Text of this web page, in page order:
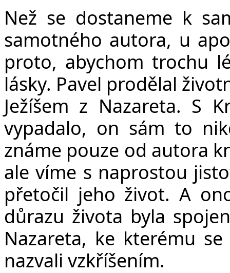
Než se dostaneme k
samotného autora, u
proto, abychom trochu
lásky. Pavel prodělal
Ježíšem z Nazareta. S
vypadalo, on sám to
známe pouze od autora
ale víme s naprostou
přetočil jeho život. A
důrazu života byla
Nazareta, ke kterému
nazvali vzkříšením.